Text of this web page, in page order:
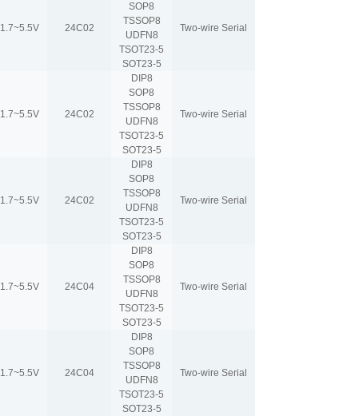
1.7~5.5V 24C02
SOP8
TSSOP8
UDFN8
TSOT23-5
SOT23-5
Two-wire Serial
1.7~5.5V 24C02
DIP8
SOP8
TSSOP8
UDFN8
TSOT23-5
SOT23-5
Two-wire Serial
1.7~5.5V 24C02
DIP8
SOP8
TSSOP8
UDFN8
TSOT23-5
SOT23-5
Two-wire Serial
1.7~5.5V 24C04
DIP8
SOP8
TSSOP8
UDFN8
TSOT23-5
SOT23-5
Two-wire Serial
1.7~5.5V 24C04
DIP8
SOP8
TSSOP8
UDFN8
TSOT23-5
SOT23-5
Two-wire Serial